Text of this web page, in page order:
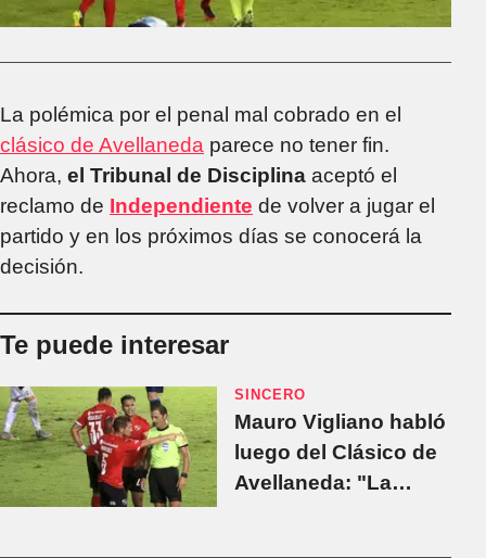
La polémica por el penal mal cobrado en el
clásico de Avellaneda parece no tener fin.
Ahora, el Tribunal de Disciplina aceptó el
reclamo de Independiente de volver a jugar el
partido y en los próximos días se conocerá la
decisión.
Te puede interesar
SINCERO
Mauro Vigliano habló
luego del Clásico de
Avellaneda: "La